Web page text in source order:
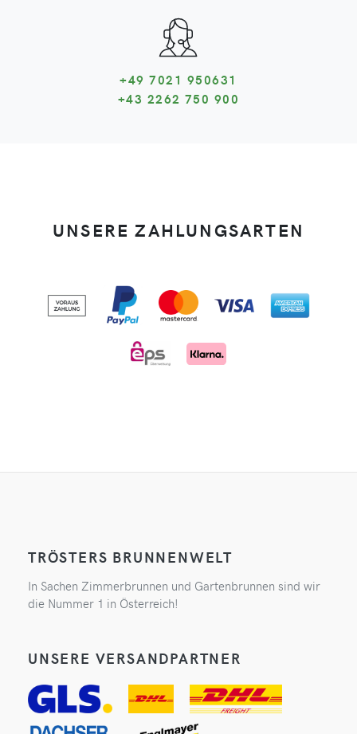
+49 7021 950631
+43 2262 750 900
UNSERE ZAHLUNGSARTEN
TRÖSTERS BRUNNENWELT
In Sachen Zimmerbrunnen und Gartenbrunnen sind wir
die Nummer 1 in Österreich!
UNSERE VERSANDPARTNER